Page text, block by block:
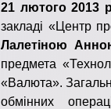
21 лютого2013
закладі «Центр
Лалетіною
предмета
«Валюта».
обмінних